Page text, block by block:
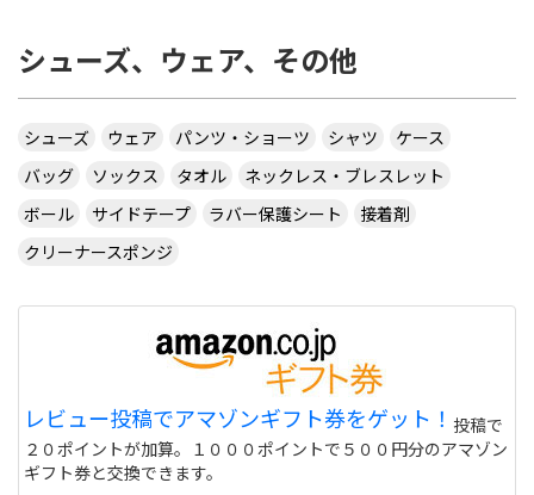
シューズ、ウェア、その他
シューズ ウェア パンツ・ショーツ シャツ
ケース
バッグ
ソックス タオル
ネックレス・ブレスレット
ボール
サイドテープ ラバー保護シート
接着剤
クリーナースポンジ
レビュー投稿でアマゾンギフト券をゲット！ 投稿で
２０ポイントが加算。１０００ポイントで５００円分のアマゾン
ギフト券と交換できます。